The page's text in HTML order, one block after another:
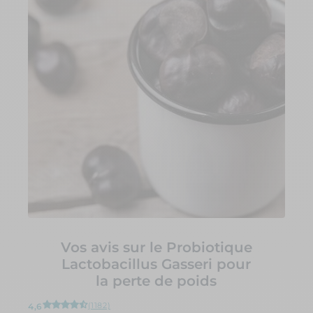
Vos avis sur le Probiotique
Lactobacillus Gasseri pour
la perte de poids
4,6 (1182)